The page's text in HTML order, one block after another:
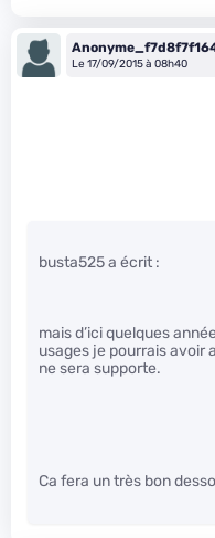
Le 17/09/2015 à 08h40
busta525 a écrit :
mais d’ici quelques
usages je pourrais avoir
ne sera supporte.
Ca fera un très bon